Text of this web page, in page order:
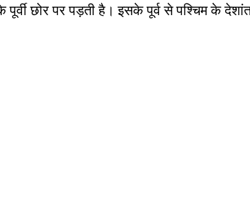
की आंतरिक संरचना,Earth info
छोर पर पड़ती है। इसके पूर्व से पश्चिम के